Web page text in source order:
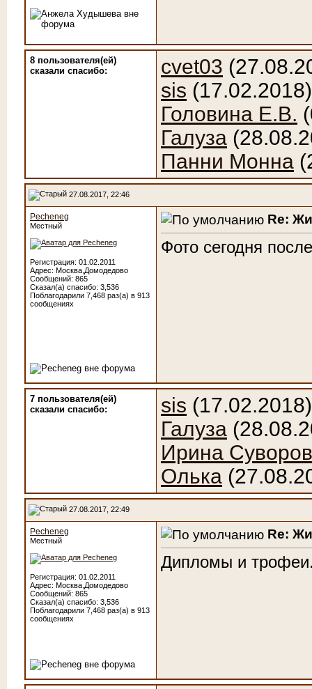
8 пользователя(ей)
сказали cпасибо:
cvet03
sis
Головина Е.В.
Галуза
Панни Монна
27.08.2017, 22:46
Pecheneg
Местный
Регистрация: 01.02.2011
Адрес: Москва,Домодедово
Сообщений: 865
Сказал(а) спасибо: 3,536
Поблагодарили 7,468 раз(а) в 913
сообщениях
Re:
Фото сегодня
7 пользователя(ей)
сказали cпасибо:
sis
Галуза
Ирина
Олька
27.08.2017, 22:49
Pecheneg
Местный
Регистрация: 01.02.2011
Адрес: Москва,Домодедово
Сообщений: 865
Сказал(а) спасибо: 3,536
Поблагодарили 7,468 раз(а) в 913
сообщениях
Re:
Дипломы и